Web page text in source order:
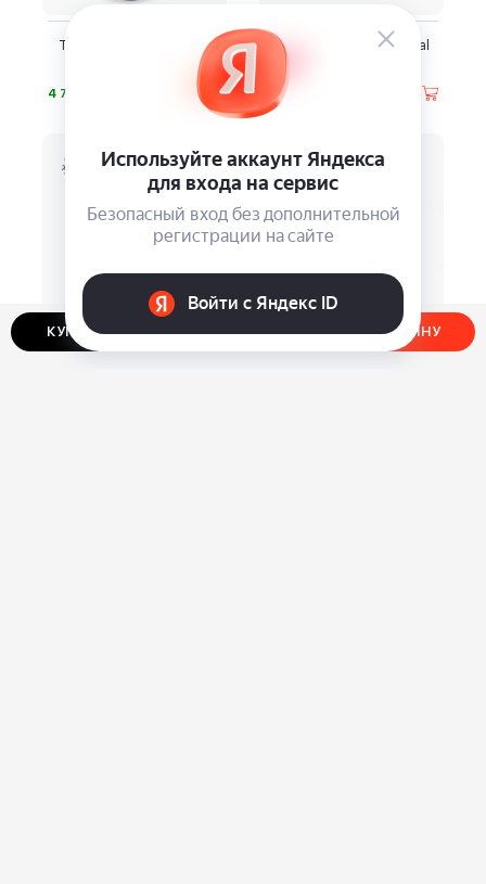
КУПИТЬ В ОДИН КЛИК ДОБАВИТЬ В КОРЗИНУ
Триммер Dewal Beauty
4 720
Щипцы для волос Dewal
4 690
Фен-расческа Dewal
Мультитриммер Dewal